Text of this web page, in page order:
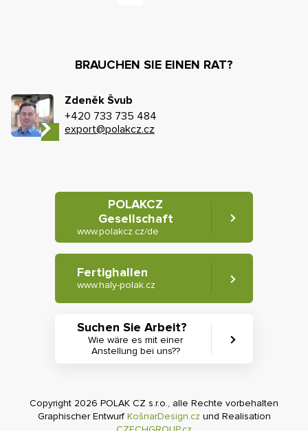
BRAUCHEN SIE EINEN RAT?
Zdeněk Švub
+420 733 735 484
export@polakcz.cz
POLAKCZ
Gesellschaft
www.polakcz.cz/de
Fertighallen
www.haly-polak.cz
Suchen Sie Arbeit?
Wie wäre es mit einer
Anstellung bei uns??
Copyright 2026 POLAK CZ s.r.o., alle Rechte vorbehalten
Graphischer Entwurf KošnarDesign.cz und Realisation